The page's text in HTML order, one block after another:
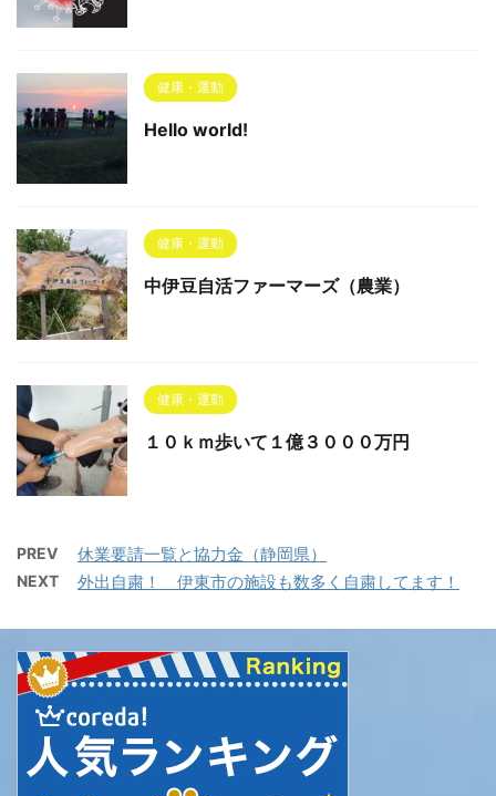
健康・運動
Hello world!
健康・運動
中伊豆自活ファーマーズ（農業）
健康・運動
１０ｋｍ歩いて１億３０００万円
PREV 休業要請一覧と協力金（静岡県）
NEXT 外出自粛！ 伊東市の施設も数多く自粛してます！